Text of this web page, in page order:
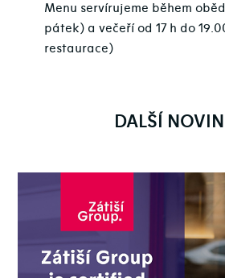
Menu servírujeme během
pátek) a večeří od 17 h do
restaurace)
DALŠÍ